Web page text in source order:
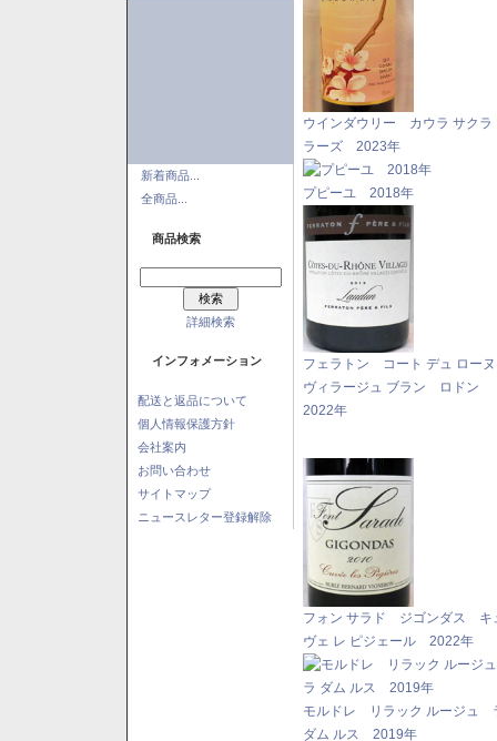
新着商品...
全商品...
商品検索
詳細検索
インフォメーション
配送と返品について
個人情報保護方針
会社案内
お問い合わせ
サイトマップ
ニュースレター登録解除
ウインダウリー カウラ サクラ
ラーズ 2023年
プピーユ 2018年
フェラトン コート デュ ロー
ヴィラージュ ブラン ロドン
2022年
フォン サラド ジゴンダス キ
ヴェ レ ピジェール 2022年
モルドレ リラック ルージュ
ダム ルス 2019年